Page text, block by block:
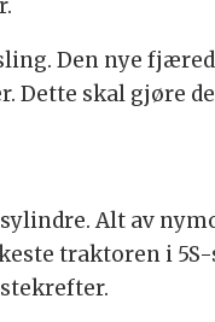
Den nye
Dette skal gjøre
Alt av
traktoren i